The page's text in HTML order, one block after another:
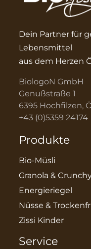
Dein Partner für
Lebensmittel
aus dem Herzen
BiologoN GmbH
Genußstraße 1
6395 Hochfilzen,
+43 (0)5359 24174
Produkte
Bio-Müsli
Granola &
Energieriegel
Nüsse &
Zissi Kinder
Service